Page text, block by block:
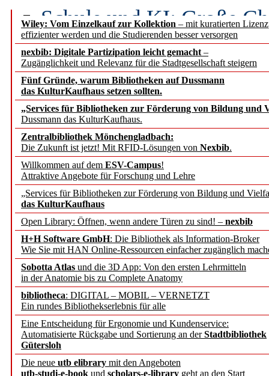
Wiley: Vom Einzelkauf zur Kollektion – mit kuratierten
effizienter werden und die Studierenden besser versorgen
nexbib: Digitale Partizipation leicht gemacht –
Zugänglichkeit und Relevanz für die Stadtgesellschaft steigern
Fünf Gründe, warum Bibliotheken auf Dussmann
das KulturKaufhaus setzen sollten.
„Services für Bibliotheken zur Förderung von Bildung und
Dussmann das KulturKaufhaus.
Zentralbibliothek Mönchengladbach:
Die Zukunft ist jetzt! Mit RFID-Lösungen von Nexbib.
Willkommen auf dem ESV-Campus!
Attraktive Angebote für Forschung und Lehre
„Services für Bibliotheken zur Förderung von Bildung und
das KulturKaufhaus
Open Library: Öffnen, wenn andere Türen zu sind! – nexbib
H+H Software GmbH: Die Bibliothek als Information-Broker
Wie Sie mit HAN Online-Ressourcen einfacher zugänglich
Sobotta Atlas und die 3D App: Von den ersten Lehrmitteln
in der Anatomie bis zu Complete Anatomy
bibliotheca: DIGITAL – MOBIL – VERNETZT
Ein rundes Bibliothekserlebnis für alle
Eine Entscheidung für Ergonomie und Kundenservice:
Automatisierte Rückgabe und Sortierung an derStadtbibliothek
Gütersloh
Die neue utb elibrary mit den Angeboten
utb-studi-e-book und scholars-e-library geht an den Start
Schule und KI: Große
Voraussetzungen
Erfolgreiches erstes
Segment Research –
angepasst
konstruktiv!
Mohr Siebeck
und die Zeitschrift für
Francke Attempto
EBSCO Information
Recherchefunktionen in
Sorbisches Institut neu
Geschichte und